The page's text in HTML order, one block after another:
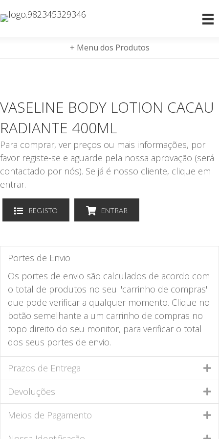
+ Menu dos Produtos
VASELINE BODY LOTION CACAU
RADIANTE 400ML
Para comprar, ver preços ou mais informações, por
favor registe-se e aguarde pela nossa aprovação (será
contactado por nós). Se já é nosso cliente, clique em
entrar.
REGISTO ENTRAR
Portes de Envio
Os portes de envio são calculados de acordo com
o total de produtos no seu "carrinho de compras"
que pode verificar a qualquer momento. Clique no
botão semelhante a um carrinho de compras no
topo direito do seu monitor, para verificar o total
dos seus portes de envio.
Prazos de Entrega
Devoluções
Meios de Pagamento